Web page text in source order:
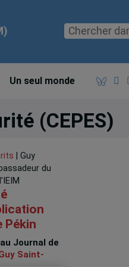
Un seul monde
(CEPES)
| Guy
du
Pékin
Journal de
Saint-